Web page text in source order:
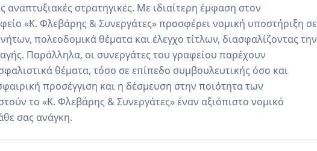
αναπτυξιακές στρατηγικές. Με ιδιαίτερη έμφαση στον
«Κ. Φλεβάρης & Συνεργάτες» προσφέρει νομική υποστήριξη σε
πολεοδομικά θέματα και έλεγχο τίτλων, διασφαλίζοντας την
Παράλληλα, οι συνεργάτες του γραφείου παρέχουν
θέματα, τόσο σε επίπεδο συμβουλευτικής όσο και
προσέγγιση και η δέσμευση στην ποιότητα των
το «Κ. Φλεβάρης & Συνεργάτες» έναν αξιόπιστο νομικό
σας ανάγκη.